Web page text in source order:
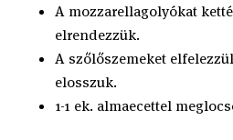
A mozzarellagolyókat
elrendezzük.
A szőlőszemeket
elosszuk.
1-1 ek. almaecettel